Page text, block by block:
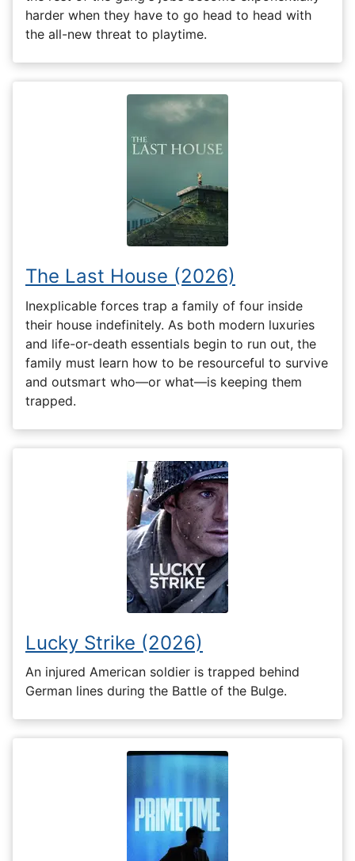
harder when they have to go head to head with
the all-new threat to playtime.
The Last House (2026)
Inexplicable forces trap a family of four inside
their house indefinitely. As both modern luxuries
and life-or-death essentials begin to run out, the
family must learn how to be resourceful to survive
and outsmart who—or what—is keeping them
trapped.
Lucky Strike (2026)
An injured American soldier is trapped behind
German lines during the Battle of the Bulge.